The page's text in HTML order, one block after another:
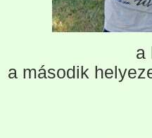
a
a második